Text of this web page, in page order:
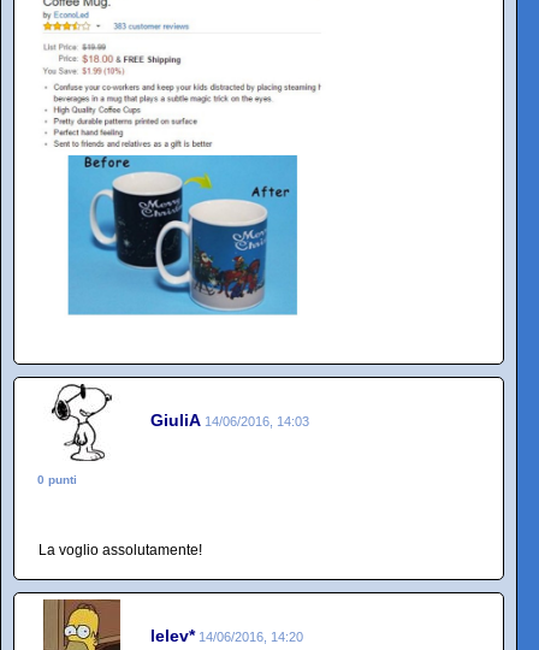
GiuliA 14/06/2016, 14:03
0 punti
La voglio assolutamente!
lelev* 14/06/2016, 14:20